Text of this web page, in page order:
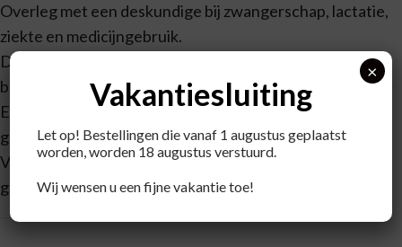
Overleg met een deskundige bij zwangerschap, lactatie,
ziekte en medicijngebruik.
Droog, koel en buiten bereik van kleine kinderen
bewaren.
Een gevarieerde, evenwichtige voeding en een
gezonde levensstijl zijn van belang.
Voedingssupplementen zijn geen vervanging voor een
gevarieerde voeding.
Vakantiesluiting
Let op! Bestellingen die vanaf 1 augustus geplaatst
worden, worden 18 augustus verstuurd.
Wij wensen u een fijne vakantie toe!
×